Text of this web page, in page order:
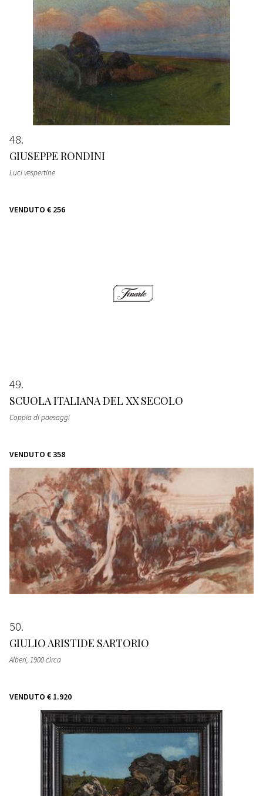
48
GIUSEPPE RONDINI
Luci vespertine
VENDUTO € 256
49
SCUOLA ITALIANA DEL XX SECOLO
Coppia di paesaggi
VENDUTO € 358
50
GIULIO ARISTIDE SARTORIO
Alberi, 1900 circa
VENDUTO € 1.920